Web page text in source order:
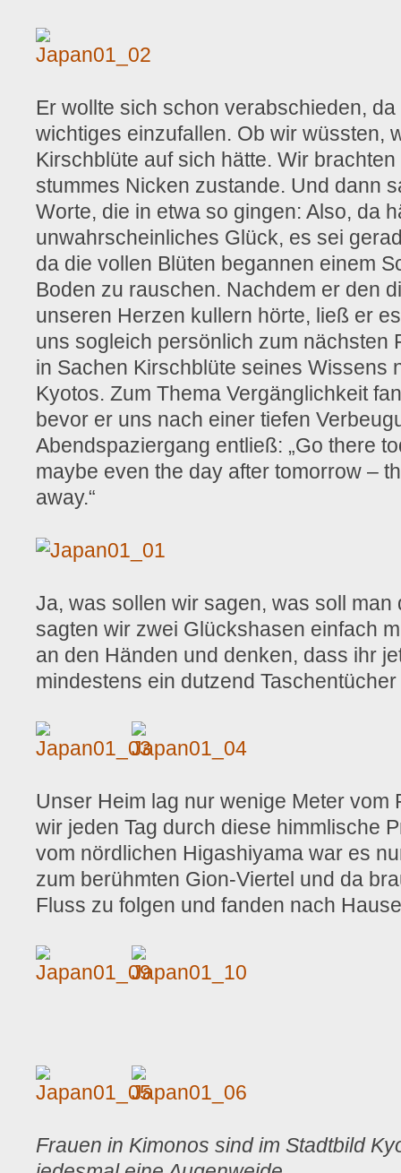
Er wollte sich schon verabschieden,
wichtiges einzufallen. Ob wir wüssten,
Kirschblüte auf sich hätte. Wir
stummes Nicken zustande. Und dann
Worte, die in etwa so gingen: Also, da
unwahrscheinliches Glück, es sei
da die vollen Blüten begannen einem
Boden zu rauschen. Nachdem er den
unseren Herzen kullern hörte, ließ er
uns sogleich persönlich zum nächsten
in Sachen Kirschblüte seines Wissens
Kyotos. Zum Thema Vergänglichkeit
bevor er uns nach einer tiefen
Abendspaziergang entließ: „Go there
maybe even the day after tomorrow –
away.“
Ja, was sollen wir sagen, was soll man
sagten wir zwei Glückshasen einfach
an den Händen und denken, dass ihr
mindestens ein dutzend
Unser Heim lag nur wenige Meter vom
wir jeden Tag durch diese himmlische
vom nördlichen Higashiyama war es
zum berühmten Gion-Viertel und da
Fluss zu folgen und fanden nach
Frauen in Kimonos sind im Stadtbild